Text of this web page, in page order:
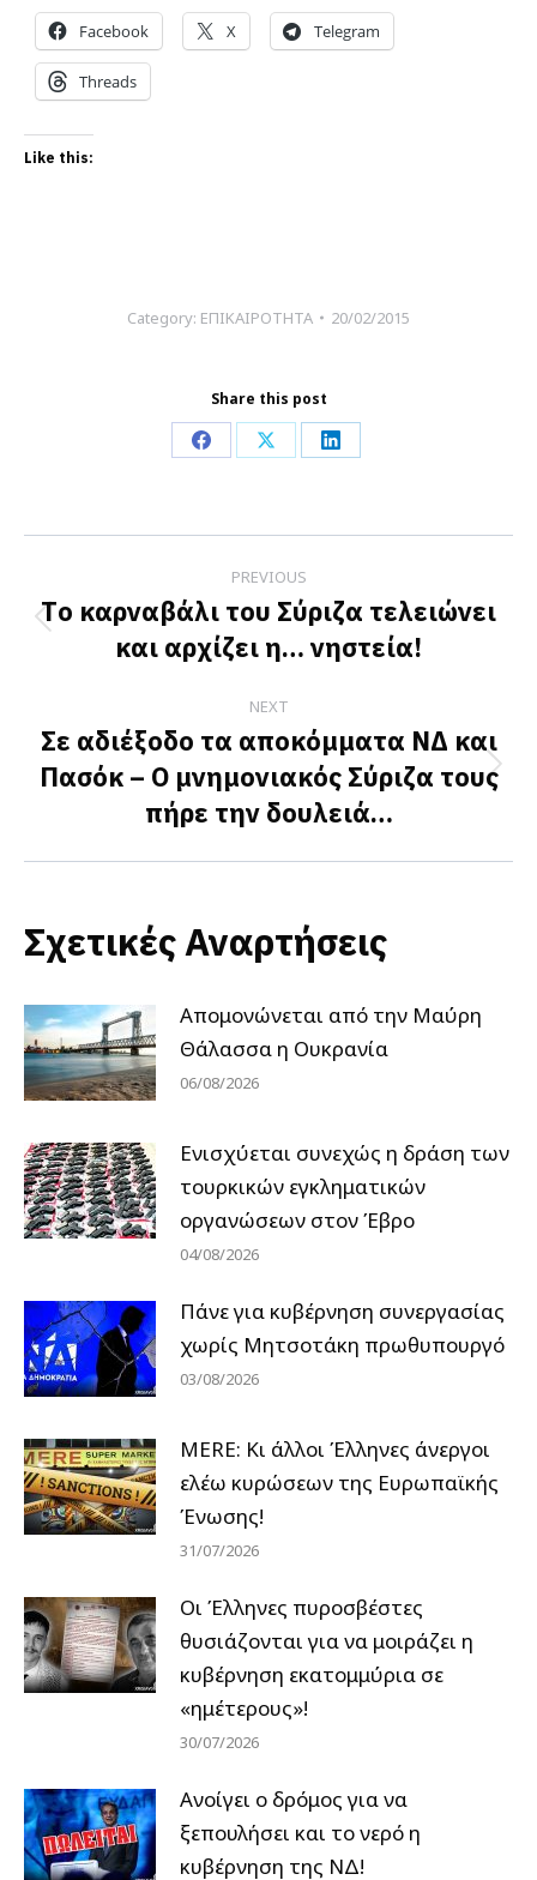
Facebook X Telegram
Threads
Like this:
Category: ΕΠΙΚΑΙΡΟΤΗΤΑ 20/02/2015
Share this post
Share
Facebook
Share
X
Share
LinkedIn
navigation
PREVIOUS
Previous
post:
Τo καρναβάλι του Σύριζα τελειώνει
και αρχίζει η… νηστεία!
NEXT
Next
post:
Σε αδιέξοδο τα αποκόμματα ΝΔ και
Πασόκ – Ο μνημονιακός Σύριζα τους
πήρε την δουλειά…
Σχετικές Αναρτήσεις
Απομονώνεται από την Μαύρη
Θάλασσα η Ουκρανία
06/08/2026
Ενισχύεται συνεχώς η δράση των
τουρκικών εγκληματικών
οργανώσεων στον Έβρο
04/08/2026
Πάνε για κυβέρνηση συνεργασίας
χωρίς Μητσοτάκη πρωθυπουργό
03/08/2026
MERE: Κι άλλοι Έλληνες άνεργοι
ελέω κυρώσεων της Ευρωπαϊκής
Ένωσης!
31/07/2026
Οι Έλληνες πυροσβέστες
θυσιάζονται για να μοιράζει η
κυβέρνηση εκατομμύρια σε
«ημέτερους»!
30/07/2026
Ανοίγει ο δρόμος για να
ξεπουλήσει και το νερό η
κυβέρνηση της ΝΔ!